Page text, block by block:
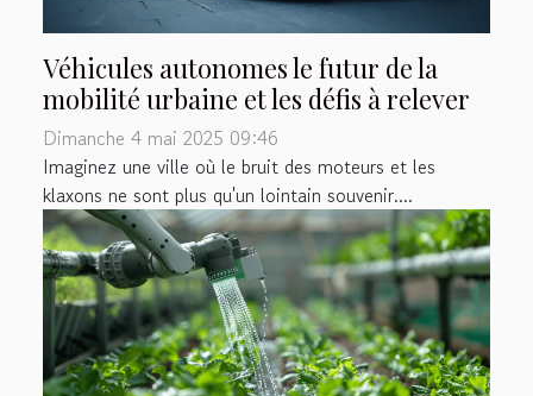
Véhicules autonomes le futur de la
mobilité urbaine et les défis à relever
Dimanche 4 mai 2025 09:46
Imaginez une ville où le bruit des moteurs et les
klaxons ne sont plus qu'un lointain souvenir....